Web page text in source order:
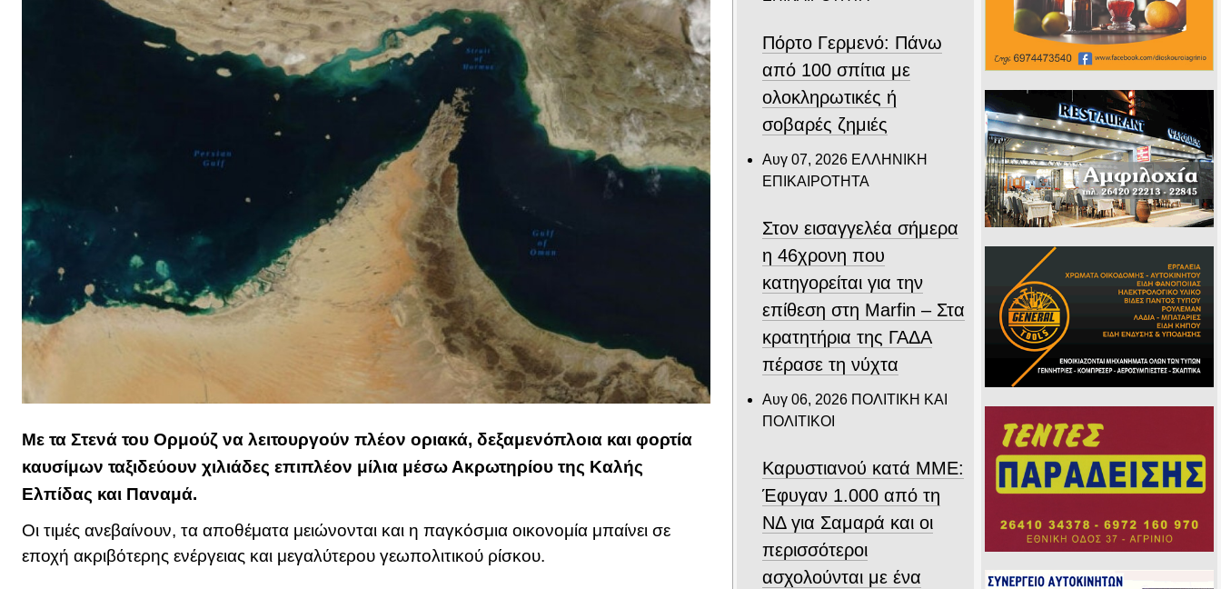
Με τα Στενά του Ορμούζ να λειτουργούν πλέον οριακά, δεξαμενόπλοια και φορτία
καυσίμων ταξιδεύουν χιλιάδες επιπλέον μίλια μέσω Ακρωτηρίου της Καλής
Ελπίδας και Παναμά.
Οι τιμές ανεβαίνουν, τα αποθέματα μειώνονται και η παγκόσμια οικονομία μπαίνει σε
εποχή ακριβότερης ενέργειας και μεγαλύτερου γεωπολιτικού ρίσκου.
Πόρτο Γερμενό: Πάνω
από 100 σπίτια με
ολοκληρωτικές ή
σοβαρές ζημιές
Αυγ 07, 2026 ΕΛΛΗΝΙΚΗ
ΕΠΙΚΑΙΡΟΤΗΤΑ
Στον εισαγγελέα σήμερα
η 46χρονη που
κατηγορείται για την
επίθεση στη Marfin – Στα
κρατητήρια της ΓΑΔΑ
πέρασε τη νύχτα
Αυγ 06, 2026 ΠΟΛΙΤΙΚΗ ΚΑΙ
ΠΟΛΙΤΙΚΟΙ
Καρυστιανού κατά ΜΜΕ:
Έφυγαν 1.000 από τη
ΝΔ για Σαμαρά και οι
περισσότεροι
ασχολούνται με ένα